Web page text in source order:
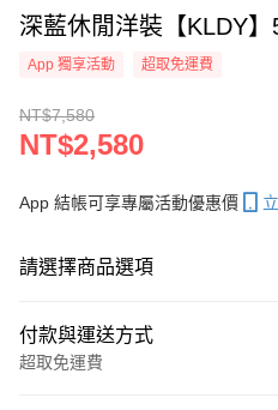
深藍休閒洋裝【KLDY
App 獨享活動 超取免運費
NT$7,580
NT$2,580
App 結帳可享專屬活動優惠價
請選擇商品選項
付款與運送方式
超取免運費